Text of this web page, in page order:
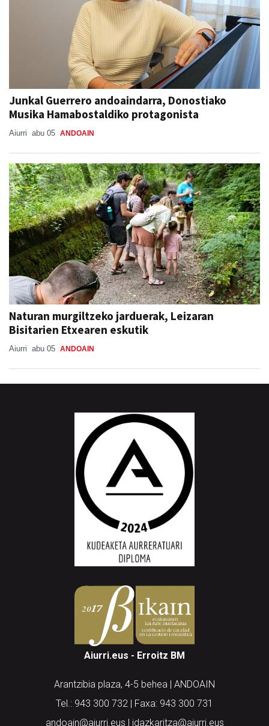
Junkal Guerrero andoaindarra, Donostiako
Musika Hamabostaldiko protagonista
Aiurri abu 05 ANDOAIN
Naturan murgiltzeko jarduerak, Leizaran
Bisitarien Etxearen eskutik
Aiurri abu 05 ANDOAIN
Aiurri.eus - Erroitz BM
Arantzibia plaza, 4-5 behea | ANDOAIN
Tel.: 943 300 732 | Faxa: 943 300 731
andoain@aiurri.eus | idazkaritza@aiurri.eus